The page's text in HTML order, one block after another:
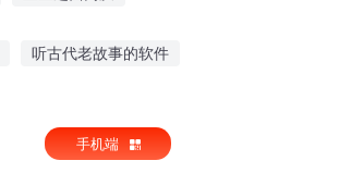
听古代老故事的软件
手机端